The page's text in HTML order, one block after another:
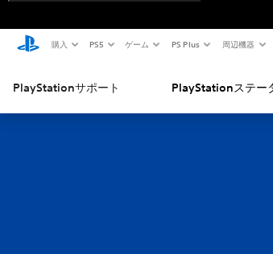
購入 PS5 ゲーム PS Plus 周辺機器
PlayStationサポート PlayStationステー